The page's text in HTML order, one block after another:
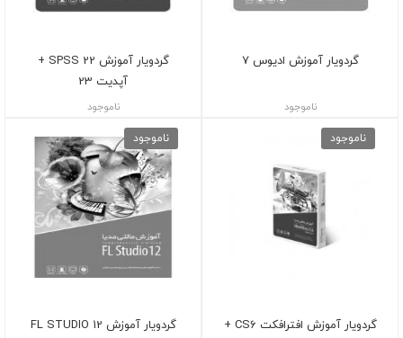
گردویار آموزش ادیوس 7
ناموجود
گردویار آموزش SPSS 22 +
آپدیت 23
ناموجود
ناموجود
گردویار آموزش افترافکت CS6 +
ناموجود
گردویار آموزش FL STUDIO 12